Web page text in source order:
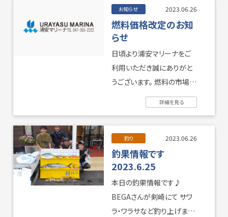
お知らせ 2023.06.26
燃料価格改定のお知
らせ
日頃より浦安マリーナをご
利用いただき誠にありがと
うございます。 燃料の市場価
格変動に伴いまして、２０２
３年７月１日(土)より 燃料
詳細を見る
釣り 2023.06.26
釣果情報です
2023.6.25
本日の釣果情報です♪
BEGAさんが剣崎にて サワ
ラ・ワラサなど釣り上げまし